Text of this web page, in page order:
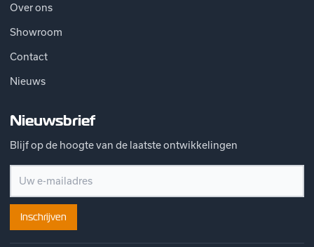
Over ons
Showroom
Contact
Nieuws
Nieuwsbrief
Blijf op de hoogte van de laatste ontwikkelingen
Inschrijven